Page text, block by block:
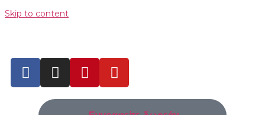
Skip to content